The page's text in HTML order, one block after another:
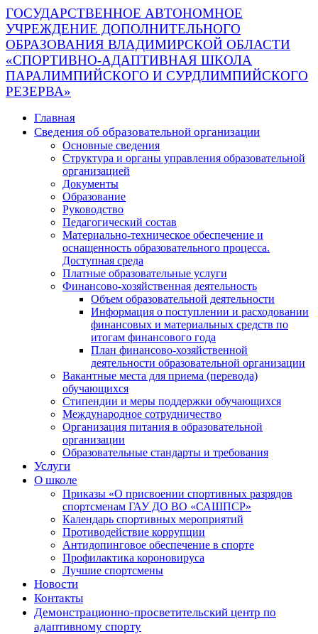
ГОСУДАРСТВЕННОЕ АВТОНОМНОЕ
УЧРЕЖДЕНИЕ ДОПОЛНИТЕЛЬНОГО
ОБРАЗОВАНИЯ ВЛАДИМИРСКОЙ ОБЛАСТИ
«СПОРТИВНО-АДАПТИВНАЯ ШКОЛА
ПАРАЛИМПИЙСКОГО И СУРДЛИМПИЙСКОГО
РЕЗЕРВА»
Главная
Сведения об образовательной организации
Основные сведения
Структура и органы управления образовательной
организацией
Документы
Образование
Руководство
Педагогический состав
Материально-техническое обеспечение и
оснащенность образовательного процесса.
Доступная среда
Платные образовательные услуги
Финансово-хозяйственная деятельность
Объем образовательной деятельности
Информация о поступлении и расходовании
финансовых и материальных средств по
итогам финансового года
План финансово-хозяйственной
деятельности образовательной организации
Вакантные места для приема (перевода)
обучающихся
Стипендии и меры поддержки обучающихся
Международное сотрудничество
Организация питания в образовательной
организации
Образовательные стандарты и требования
Услуги
О школе
Приказы «О присвоении спортивных разрядов
спортсменам ГАУ ДО ВО «САШПСР»
Календарь спортивных мероприятий
Противодействие коррупции
Антидопинговое обеспечение в спорте
Профилактика короновируса
Лучшие спортсмены
Новости
Контакты
Демонстрационно-просветительский центр по
адаптивному спорту